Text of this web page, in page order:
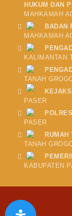
HUKUM DAN
MAHKAMAH
BADAN
MAHKAMAH
KALIMANTAN
TANAH
PASER
POLRES
PASER
RUMAH
TANAH
KABUPATEN